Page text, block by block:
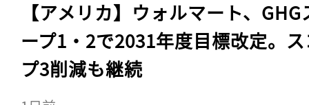
【アメリカ】ウォルマート、GHG
ープ1・2で2031年度目標改定。
プ3削減も継続